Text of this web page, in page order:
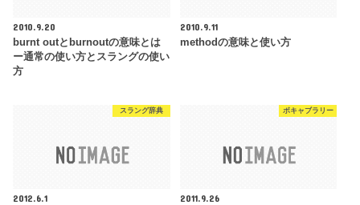
2010.9.20
burnt outとburnoutの意味とは
ー通常の使い方とスラングの使い
方
2010.9.11
methodの意味と使い方
スラング辞典
2012.6.1
ボキャブラリー
2011.9.26